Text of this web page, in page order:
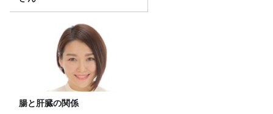
腸と肝臓の関係